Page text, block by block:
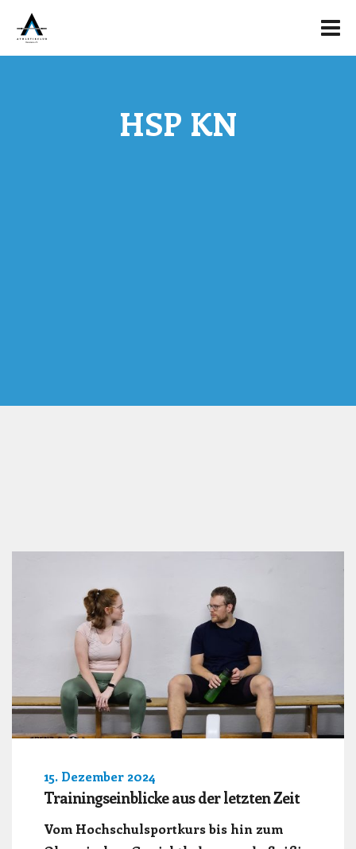
HSP KN
15. Dezember 2024
Trainingseinblicke aus der letzten Zeit
Vom Hochschulsportkurs bis hin zum